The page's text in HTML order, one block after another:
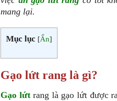
mang lại.
Mục lục [Ẩn]
Gạo lứt rang là gì?
Gạo lứtrang là gạo lứt được